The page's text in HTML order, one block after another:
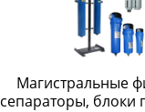
Магистральные
сепараторы, блоки